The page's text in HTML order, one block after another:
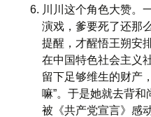
川川这个角色大赞。
演戏，爹要死了还那
提醒，才醒悟王朔安
在中国特色社会主义
留下足够维生的财产
嘛”。于是她就去背和
被《共产党宣言》感